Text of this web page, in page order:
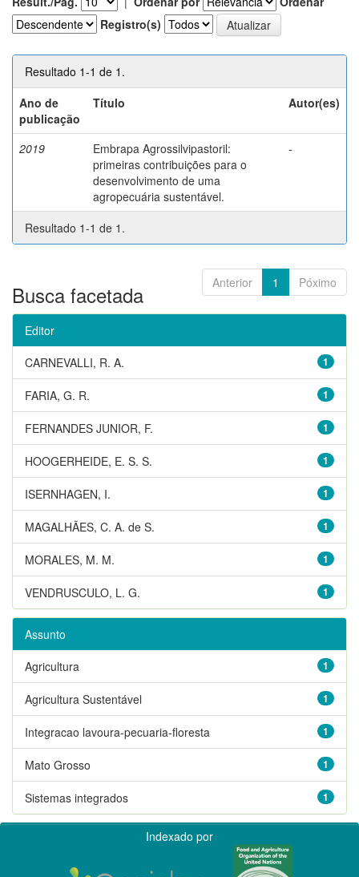
Registro(s)
Resultado 1-1 de 1.
Ano de
publicação
Título Autor(es)
2019
Embrapa Agrossilvipastoril:
primeiras contribuições para o
desenvolvimento de uma
agropecuária sustentável.
-
Resultado 1-1 de 1.
Anterior 1 Póximo
Busca facetada
Editor
1
CARNEVALLI, R. A.
1
FARIA, G. R.
1
FERNANDES JUNIOR, F.
1
HOOGERHEIDE, E. S. S.
1
ISERNHAGEN, I.
1
MAGALHÃES, C. A. de S.
1
MORALES, M. M.
1
VENDRUSCULO, L. G.
Assunto
1
Agricultura
1
Agricultura Sustentável
1
Integracao lavoura-pecuaria-floresta
1
Mato Grosso
1
Sistemas integrados
Indexado por